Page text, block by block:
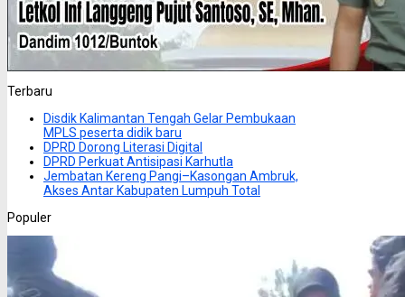
Terbaru
Disdik Kalimantan Tengah Gelar Pembukaan
MPLS peserta didik baru
DPRD Dorong Literasi Digital
DPRD Perkuat Antisipasi Karhutla
Jembatan Kereng Pangi–Kasongan Ambruk,
Akses Antar Kabupaten Lumpuh Total
Populer